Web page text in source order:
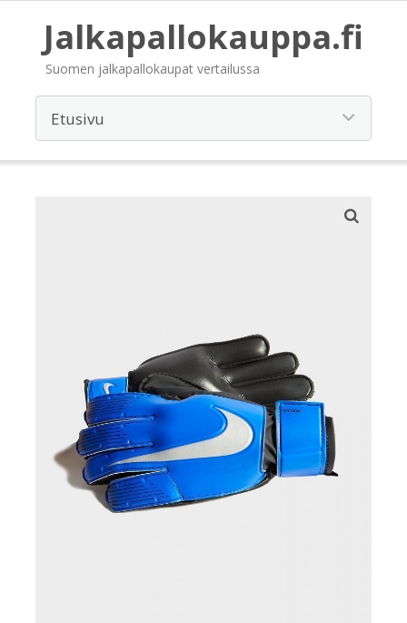
Jalkapallokauppa.fi
Suomen jalkapallokaupat vertailussa